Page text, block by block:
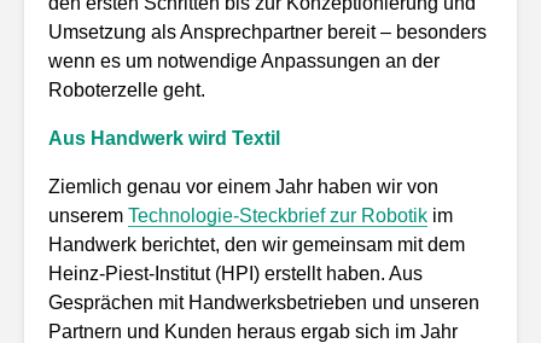
Umsetzung als Ansprechpartner bereit – besonders
wenn es um notwendige Anpassungen an der
Roboterzelle geht.
Aus Handwerk wird Textil
Ziemlich genau vor einem Jahr haben wir von
unserem Technologie-Steckbrief zur Robotik im
Handwerk berichtet, den wir gemeinsam mit dem
Heinz-Piest-Institut (HPI) erstellt haben. Aus
Gesprächen mit Handwerksbetrieben und unseren
Partnern und Kunden heraus ergab sich im Jahr